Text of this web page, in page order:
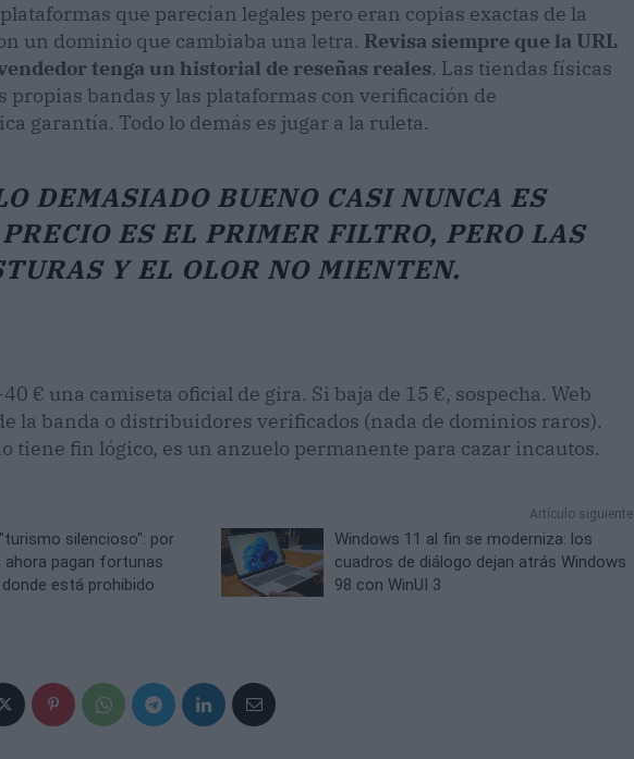
que parecían legales pero eran copias exactas de la
un dominio que cambiaba una letra. Revisa siempre que la URL
tenga un historial de reseñas reales. Las tiendas físicas
propias bandas y las plataformas con verificación de
garantía. Todo lo demás es jugar a la ruleta.
DEMASIADO BUENO CASI NUNCA ES
ES EL PRIMER FILTRO, PERO LAS
Y EL OLOR NO MIENTEN.
€ una camiseta oficial de gira. Si baja de 15 €, sospecha. Web
la banda o distribuidores verificados (nada de dominios raros).
tiene fin lógico, es un anzuelo permanente para cazar incautos.
silencioso": por
ahora pagan fortunas
está prohibido
Artículo siguiente
Windows 11 al fin se moderniza: los
cuadros de diálogo dejan atrás Windows
98 con WinUI 3